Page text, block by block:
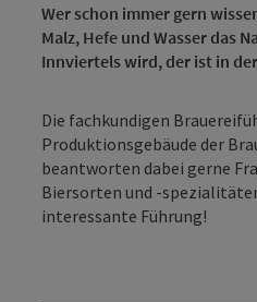
Wer schon immer gern
Malz, Hefe und Wasser das
Innviertels wird, der ist in
Die fachkundigen
Produktionsgebäude der
beantworten dabei gerne
Biersorten und -
interessante Führung!